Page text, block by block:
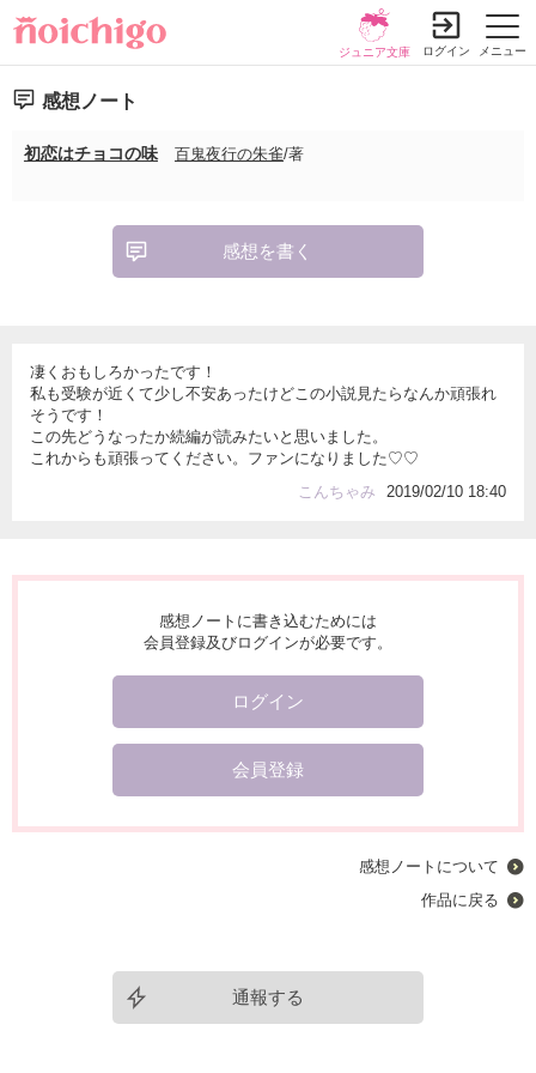
メニュー
ジュニア文庫 ログイン
感想ノート
初恋はチョコの味 百鬼夜行の朱雀/著
感想を書く
凄くおもしろかったです！
私も受験が近くて少し不安あったけどこの小説見たらなんか頑張れ
そうです！
この先どうなったか続編が読みたいと思いました。
これからも頑張ってください。ファンになりました♡♡
こんちゃみ
2019/02/10 18:40
感想ノートに書き込むためには
会員登録及びログインが必要です。
ログイン
会員登録
感想ノートについて
作品に戻る
通報する